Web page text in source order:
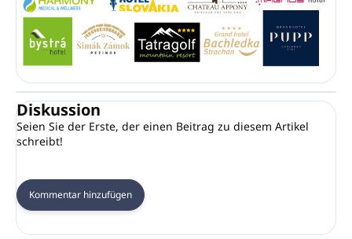
Diskussion
Seien Sie der Erste, der einen Beitrag zu diesem Artikel
schreibt!
Kommentar hinzufügen